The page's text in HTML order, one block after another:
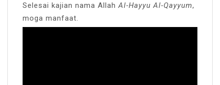
Selesai kajian nama AllahAl-Hayyu Al-Qayyum,
moga manfaat.